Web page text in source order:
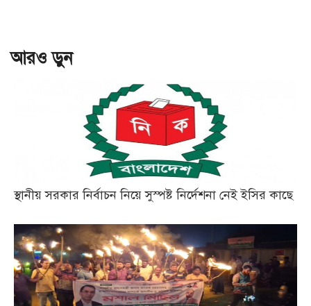
আরও ড়ুন
স্থানীয় সরকার নির্বাচন নিয়ে সুস্পষ্ট নির্দেশনা নেই ইসির কাছে